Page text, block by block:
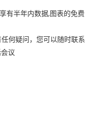
有半年内数据,图表的免费
何疑问，您可以随时联系
议